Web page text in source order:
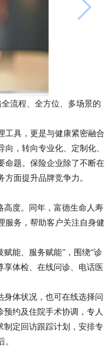
流程、全方位、多场景的
具，更是与健康紧密融合
，转向专业化、定制化、
命题。保险企业除了不断在
面提升品牌竞争力。
度。同年，富德生命人寿
服务，帮助客户关注自身健
能、服务赋能”，围绕“诊
享体检、在线问诊、电话医
体状况，也可在线选择问
预约及住院手术协调，专人
制定回访跟踪计划，安排专